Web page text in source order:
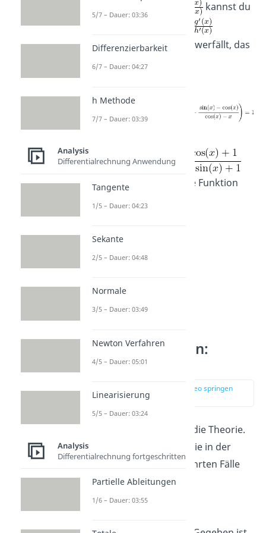
kannst du
existiert! Falls es dir schwerfällt, das
zu glauben, ist hier ein
existiert nicht! Diese Funktion
l’Hospital Regeln:
Beispiele
zur Stelle im Video springen
(02:04)
Jetzt weißt du viel über die Theorie.
Nun zeigen wir dir für die in der
oberen Tabelle aufgeführten Fälle
verschiedene Beispiele.
Beispiel 1:
5/7 – Dauer: 03:36
Differenzierbarkeit
6/7 – Dauer: 04:27
h Methode
7/7 – Dauer: 03:39
Analysis
Differentialrechnung Anwendung
Tangente
1/5 – Dauer: 04:23
Sekante
2/5 – Dauer: 04:48
Normale
3/5 – Dauer: 03:49
Newton Verfahren
4/5 – Dauer: 05:01
Linearisierung
5/5 – Dauer: 03:24
Analysis
Differentialrechnung fortgeschritten
Partielle Ableitungen
1/6 – Dauer: 03:55